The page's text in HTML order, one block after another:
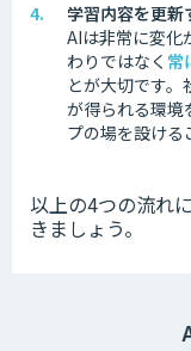
学習内容を更新
AIは非常に変化
わりではなく 常
とが大切です。
が得られる環境
プの場を設ける
以上の4つの流れ
きましょう。